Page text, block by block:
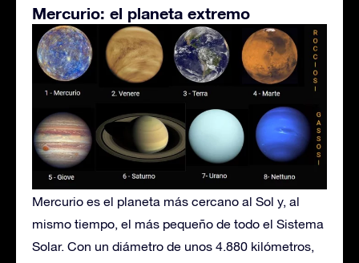
Mercurio: el planeta extremo
Mercurio es el planeta más cercano al Sol y, al
mismo tiempo, el más pequeño de todo el Sistema
Solar. Con un diámetro de unos 4.880 kilómetros,